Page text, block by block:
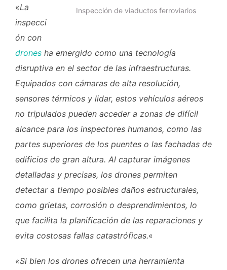
Inspección de viaductos ferroviarios
«La
inspecci
ón con
drones ha emergido como una tecnología
disruptiva en el sector de las infraestructuras.
Equipados con cámaras de alta resolución,
sensores térmicos y lidar, estos vehículos aéreos
no tripulados pueden acceder a zonas de difícil
alcance para los inspectores humanos, como las
partes superiores de los puentes o las fachadas de
edificios de gran altura. Al capturar imágenes
detalladas y precisas, los drones permiten
detectar a tiempo posibles daños estructurales,
como grietas, corrosión o desprendimientos, lo
que facilita la planificación de las reparaciones y
evita costosas fallas catastróficas.«
«Si bien los drones ofrecen una herramienta